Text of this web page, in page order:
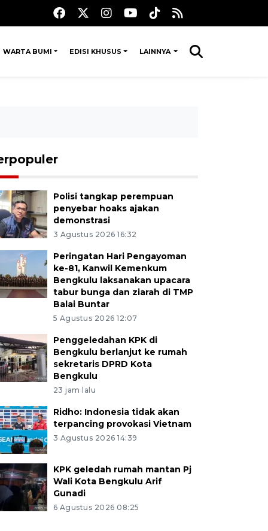
WARTA BUMI EDISI KHUSUS LAINNYA
Polisi tangkap perempuan
penyebar hoaks ajakan
demonstrasi
3 Agustus 2026 16:32
Peringatan Hari Pengayoman
ke-81, Kanwil Kemenkum
Bengkulu laksanakan upacara
tabur bunga dan ziarah di TMP
Balai Buntar
5 Agustus 2026 12:07
Penggeledahan KPK di
Bengkulu berlanjut ke rumah
sekretaris DPRD Kota
Bengkulu
23 jam lalu
Ridho: Indonesia tidak akan
terpancing provokasi Vietnam
3 Agustus 2026 14:39
KPK geledah rumah mantan Pj
Wali Kota Bengkulu Arif
Gunadi
6 Agustus 2026 08:25